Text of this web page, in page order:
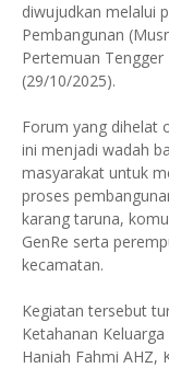
diwujudkan melalui
Pembangunan
Pertemuan
(29/10/2025).
Forum yang dihelat
ini menjadi wadah
masyarakat untuk
proses
karang taruna,
GenRe serta
kecamatan.
Kegiatan tersebut
Ketahanan
Haniah Fahmi AHZ,